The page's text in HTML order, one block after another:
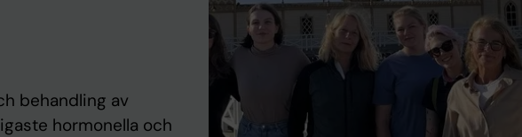
behandling av
hormonella och